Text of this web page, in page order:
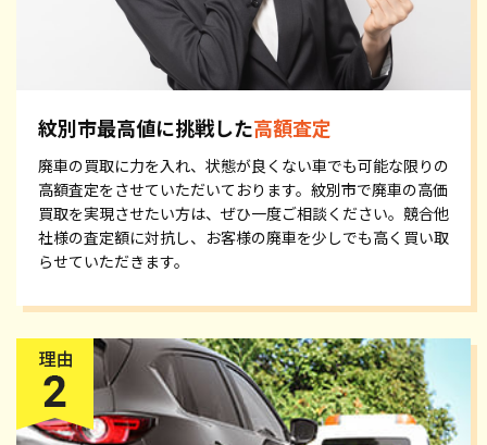
紋別市最高値に挑戦した高額査定
廃車の買取に力を入れ、状態が良くない車でも可能な限りの
高額査定をさせていただいております。紋別市で廃車の高価
買取を実現させたい方は、ぜひ一度ご相談ください。競合他
社様の査定額に対抗し、お客様の廃車を少しでも高く買い取
らせていただきます。